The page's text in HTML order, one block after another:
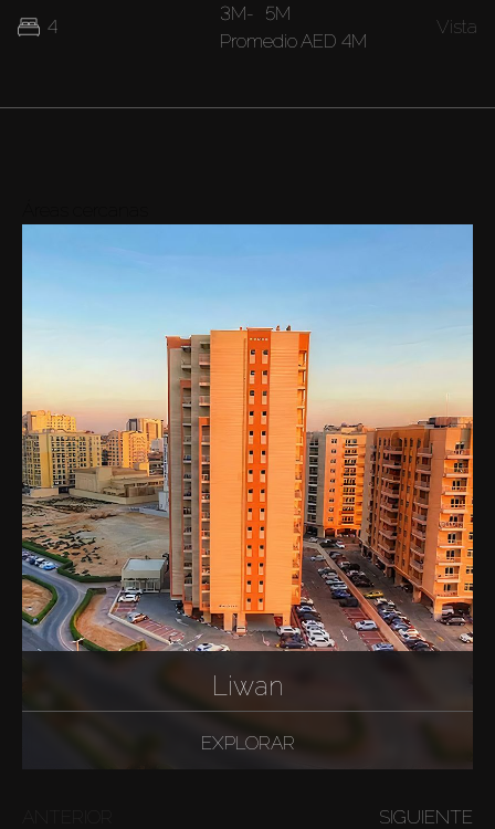
4
3M- 5M
Promedio AED 4M
Vista
Liwan
EXPLORAR
SIGUIENTE